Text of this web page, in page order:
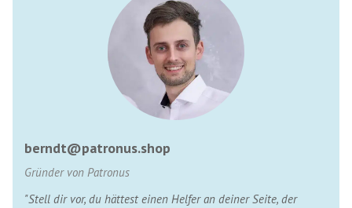
berndt@patronus.shop
Gründer von Patronus
"Stell dir vor, du hättest einen Helfer an deiner Seite, der